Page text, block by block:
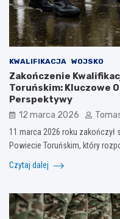
KWALIFIKACJA WOJSKO
Zakończenie
Toruńskim: Kluczowe
Perspektywy
12 marca 2026
11 marca 2026 roku
Powiecie Toruńskim, który
Czytaj dalej